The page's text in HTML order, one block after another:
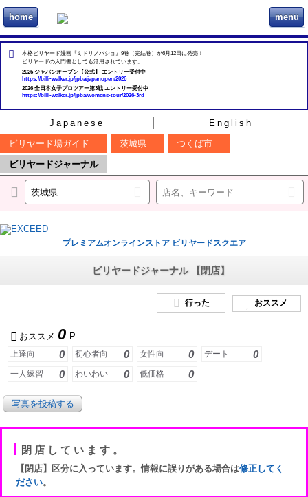
home ビリヲカ menu
本格ビリヤード漫画『ミドリノバショ』9巻（完結巻）が6月12日に発売！
ビリヤードの入門書としても活用されています。
2026 ジャパンオープン【公式】 エントリー受付中
https://billi-walker.jp/jpba/japanopen/2026
2026 全日本女子プロツアー第3戦 エントリー受付中
https://billi-walker.jp/jpba/womens-tour/2026-3rd
Japanese
English
ビリヤード場ガイド
茨城県
つくば市
ビリヤードジャーナル
プレミアムオンラインストア ビリヤードスクエア
ビリヤードジャーナル 【閉店】
行った おススメ
おススメ 0 P
上達向 0 初心者向 0 女性向 0 デート 0
一人練習 0 わいわい 0 低価格 0
写真を投稿する
閉店しています。
【閉店】区分に入っています。情報に誤りがある場合は修正してく
ださい。